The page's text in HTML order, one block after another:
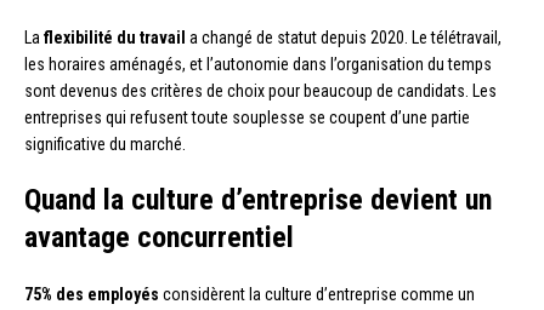
La flexibilité du travail a changé de statut depuis 2020. Le télétravail,
les horaires aménagés, et l’autonomie dans l’organisation du temps
sont devenus des critères de choix pour beaucoup de candidats. Les
entreprises qui refusent toute souplesse se coupent d’une partie
significative du marché.
Quand la culture d’entreprise devient un
avantage concurrentiel
75% des employés considèrent la culture d’entreprise comme un